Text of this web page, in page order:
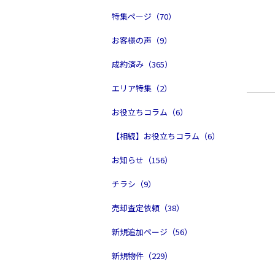
特集ページ（70）
お客様の声（9）
成約済み（365）
エリア特集（2）
お役立ちコラム（6）
【相続】お役立ちコラム（6）
お知らせ（156）
チラシ（9）
売却査定依頼（38）
新規追加ページ（56）
新規物件（229）